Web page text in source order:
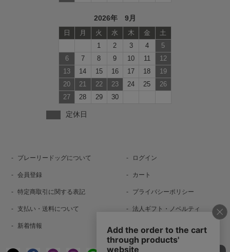
2026年 9月
日 月 火 水 木 金
土
1
2 3 4
5
6
7 8 9 10 11
12
13
14 15 16 17 18
19
20
21 22 23 24 25
26
27
28 29 30
定休日
プレーリードッグについて ログイン
会員登録 カート
特定商取引に関する表記 プライバシーポリシー
支払い・送料について 法人ギフト・ノベルティ
新着情報